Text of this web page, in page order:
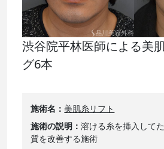
渋谷院平林医師による美
グ6本
施術名
美肌糸リフト
施術の説明
溶ける糸を挿入して
質を改善する施術